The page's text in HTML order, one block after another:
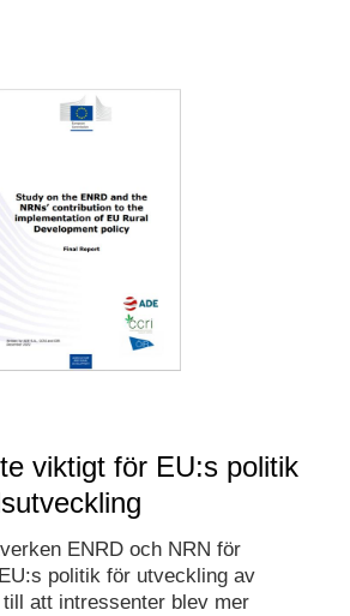
viktigt för EU:s politik
ENRD och NRN för
politik för utveckling av
att intressenter blev mer